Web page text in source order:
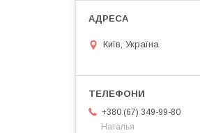
Київ, Україна
+380 (67) 349-99-80
Наталья